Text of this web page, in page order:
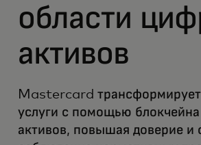
области
активов
Mastercard
услуги с помощью
активов, повышая доверие и